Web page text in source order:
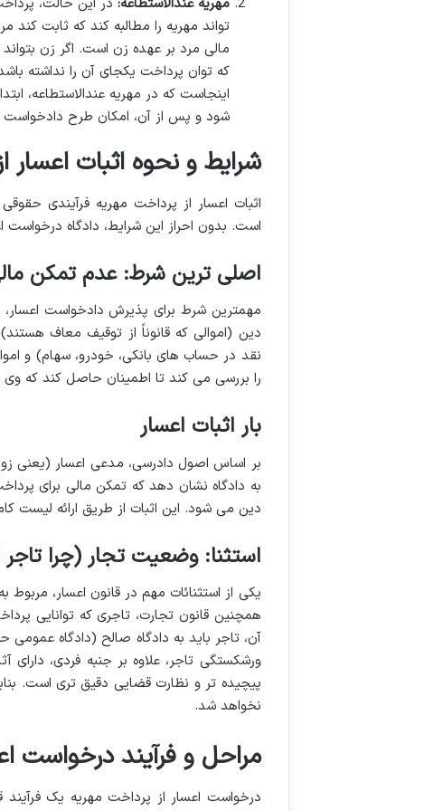
مهریه عندالاستطاعه: در این حالت،
تواند مهریه را مطالبه کند که ثابت کند
مالی مرد بر عهده زن است. اگر زن
که توان پرداخت یکجای آن را نداشته
اینجاست که در مهریه عندالاستطاعه،
شود و پس از آن، امکان طرح دادخواست
شرایط و نحوه اثبات اعسار
اثبات اعسار از پرداخت مهریه فرآیندی
است. بدون احراز این شرایط، دادگاه درخواست
اصلی ترین شرط: عدم تمکن
مهمترین شرط برای پذیرش دادخواست
دین (اموالی که قانوناً از توقیف معاف
نقد در حساب های بانکی، خودرو، سهام) و
را بررسی می کند تا اطمینان حاصل کند که وی
بار اثبات اعسار
بر اساس اصول دادرسی، مدعی اعسار (یعنی
به دادگاه نشان دهد که تمکن مالی برای
دین می شود. این اثبات از طریق ارائه لیست
استثنا: وضعیت تجار (چرا
همچنین قانون تجارت، تاجری که توانایی
آن، تاجر باید به دادگاه صالح (دادگاه
ورشکستگی تاجر، علاوه بر جنبه فردی، دارای
پیچیده تر و نظارت قضایی دقیق تری است.
نخواهد شد.
مراحل و فرآیند درخواست
درخواست اعسار از پرداخت مهریه یک